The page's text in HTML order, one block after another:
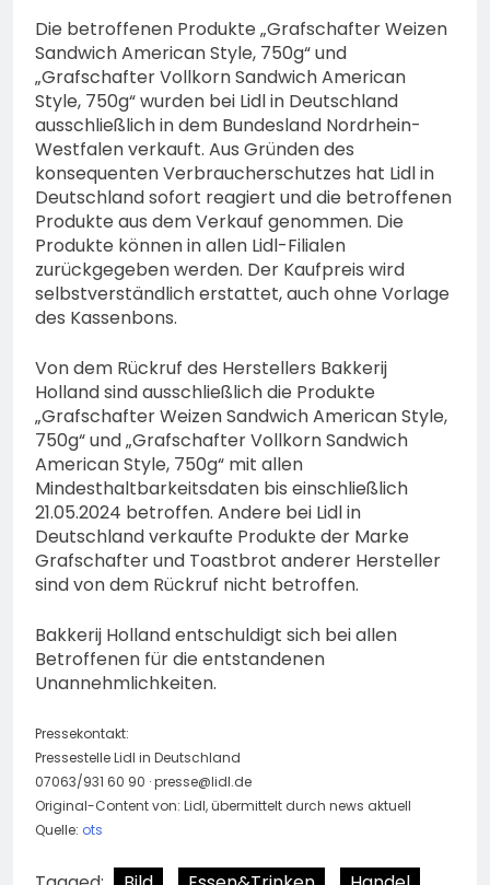
Die betroffenen Produkte „Grafschafter Weizen
Sandwich American Style, 750g“ und
„Grafschafter Vollkorn Sandwich American
Style, 750g“ wurden bei Lidl in Deutschland
ausschließlich in dem Bundesland Nordrhein-
Westfalen verkauft. Aus Gründen des
konsequenten Verbraucherschutzes hat Lidl in
Deutschland sofort reagiert und die betroffenen
Produkte aus dem Verkauf genommen. Die
Produkte können in allen Lidl-Filialen
zurückgegeben werden. Der Kaufpreis wird
selbstverständlich erstattet, auch ohne Vorlage
des Kassenbons.
Von dem Rückruf des Herstellers Bakkerij
Holland sind ausschließlich die Produkte
„Grafschafter Weizen Sandwich American Style,
750g“ und „Grafschafter Vollkorn Sandwich
American Style, 750g“ mit allen
Mindesthaltbarkeitsdaten bis einschließlich
21.05.2024 betroffen. Andere bei Lidl in
Deutschland verkaufte Produkte der Marke
Grafschafter und Toastbrot anderer Hersteller
sind von dem Rückruf nicht betroffen.
Bakkerij Holland entschuldigt sich bei allen
Betroffenen für die entstandenen
Unannehmlichkeiten.
Pressekontakt:
Pressestelle Lidl in Deutschland
07063/931 60 90 ·presse@lidl.de
Original-Content von: Lidl, übermittelt durch news aktuell
Quelle: ots